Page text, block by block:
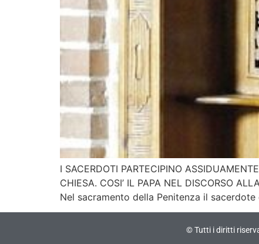
I SACERDOTI PARTECIPINO
CHIESA. COSI’ IL PAPA NEL DISCORSO
Nel sacramento della Penitenza il
© Tutti i diritti